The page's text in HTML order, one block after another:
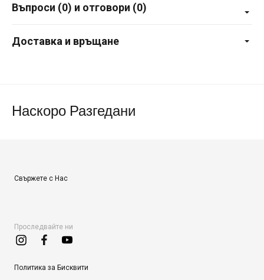
Въпроси (0) и отговори (0)
Доставка и връщане
Наскоро Разгедани
Свържете с Нас
Проследвайте ни
Политика за Бисквити